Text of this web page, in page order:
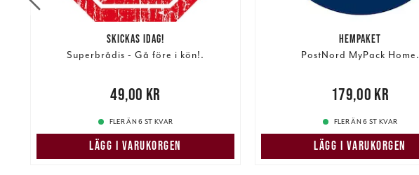
SKICKAS IDAG!
Superbrådis - Gå före i kön!.
49,00 kr49,00 kr
FLER ÄN 6 ST KVAR
LÄGG I VARUKORGEN
HEMPAKET
PostNord MyPack Home.
179,00 kr179,00 kr
FLER ÄN 6 ST KVAR
LÄGG I VARUKORGEN